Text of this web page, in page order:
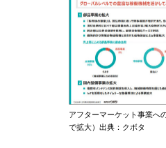
アフターマーケット事業へ
で拡大）出典：クボタ